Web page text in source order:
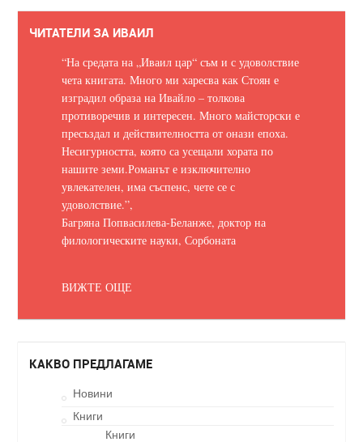
ЧИТАТЕЛИ ЗА ИВАИЛ
“На средата на „Иваил цар“ съм и с удоволствие
чета книгата. Много ми харесва как Стоян е
изградил образа на Ивайло – толкова
противоречив и интересен. Много майсторски е
пресъздал и действителността от онази епоха.
Несигурността, която са усещали хората по
нашите земи.Романът е изключително
увлекателен, има съспенс, чете се с
удоволствие.”,
Багряна Попвасилева-Беланже, доктор на
филологическите науки, Сорбоната
ВИЖТЕ ОЩЕ
КАКВО ПРЕДЛАГАМЕ
Новини
Книги
Книги